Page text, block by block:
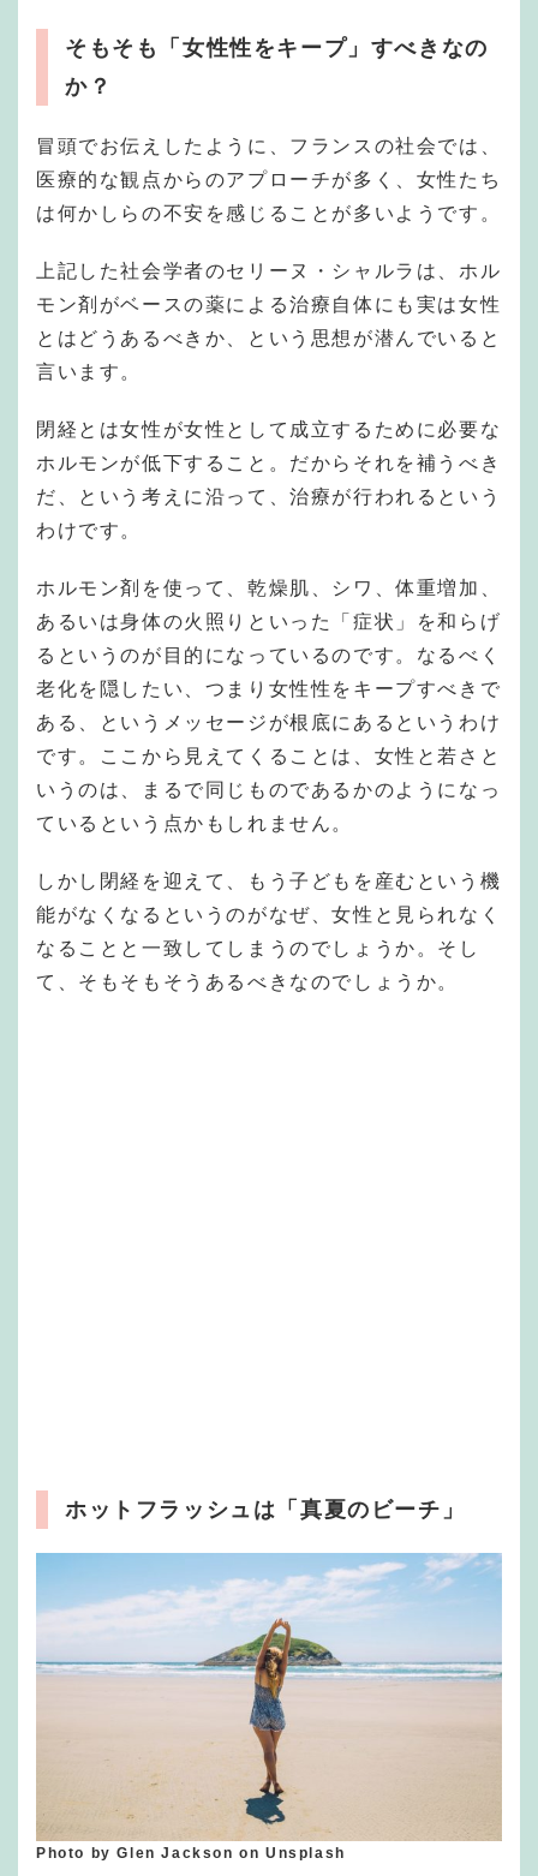
そもそも「女性性をキープ」すべきなの
か？
冒頭でお伝えしたように、フランスの社会では、
医療的な観点からのアプローチが多く、女性たち
は何かしらの不安を感じることが多いようです。
上記した社会学者のセリーヌ・シャルラは、ホル
モン剤がベースの薬による治療自体にも実は女性
とはどうあるべきか、という思想が潜んでいると
言います。
閉経とは女性が女性として成立するために必要な
ホルモンが低下すること。だからそれを補うべき
だ、という考えに沿って、治療が行われるという
わけです。
ホルモン剤を使って、乾燥肌、シワ、体重増加、
あるいは身体の火照りといった「症状」を和らげ
るというのが目的になっているのです。なるべく
老化を隠したい、つまり女性性をキープすべきで
ある、というメッセージが根底にあるというわけ
です。ここから見えてくることは、女性と若さと
いうのは、まるで同じものであるかのようになっ
ているという点かもしれません。
しかし閉経を迎えて、もう子どもを産むという機
能がなくなるというのがなぜ、女性と見られなく
なることと一致してしまうのでしょうか。そし
て、そもそもそうあるべきなのでしょうか。
ホットフラッシュは「真夏のビーチ」
Photo by Glen Jackson on Unsplash